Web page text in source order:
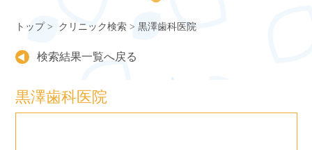
トップ クリニック検索 黒澤歯科医院
検索結果一覧へ戻る
黒澤歯科医院